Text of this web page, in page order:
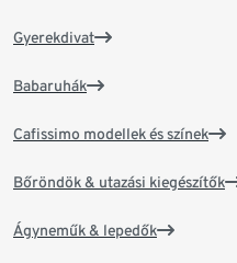
Gyerekdivat
Babaruhák
Cafissimo modellek és színek
Bőröndök & utazási kiegészítők
Ágyneműk & lepedők